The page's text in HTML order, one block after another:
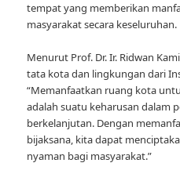
tempat yang memberikan
masyarakat secara keseluruhan.
Menurut Prof. Dr. Ir. Ridwan
tata kota dan lingkungan dari
“Memanfaatkan ruang kota
adalah suatu keharusan dalam
berkelanjutan. Dengan
bijaksana, kita dapat
nyaman bagi masyarakat.”